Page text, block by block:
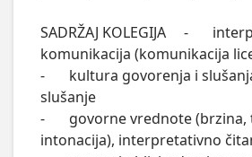
SADRŽAJ KOLEGIJA	-	interpersonalna
komunikacija (komunikacija
-	kultura govorenja i slušanja; aktivno
slušanje
-	govorne vrednote (brzina, tempo, stanka,
intonacija), interpretativno